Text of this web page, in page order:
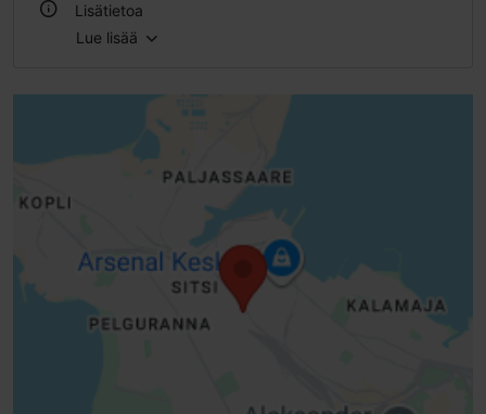
Lisätietoa
WLAN-alue
Lemmikkieläimet tervetulleita
Lue lisää